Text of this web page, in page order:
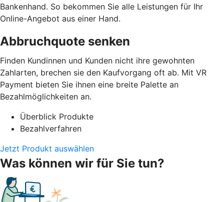
Bankenhand. So bekommen Sie alle Leistungen für Ihr
Online-Angebot aus einer Hand.
Abbruchquote senken
Finden Kundinnen und Kunden nicht ihre gewohnten
Zahlarten, brechen sie den Kaufvorgang oft ab. Mit VR
Payment bieten Sie ihnen eine breite Palette an
Bezahlmöglichkeiten an.
Überblick Produkte
Bezahlverfahren
Jetzt Produkt auswählen
Was können wir für Sie tun?